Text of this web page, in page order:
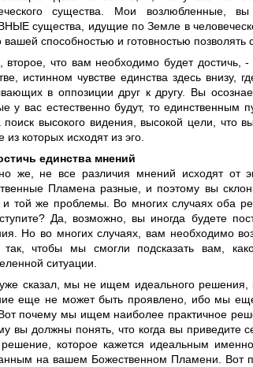
существа. Мои возлюбленные,
существа, идущие по Земле в
вашей способностью и готовностью позволять
второе, что вам необходимо будет достичь,
истинном чувстве единства здесь внизу,
в оппозиции друг к другу. Вы
у вас естественно будут, то
поиск высокого видения, высокой цели, что
из которых исходят из эго.
единства мнений
же, не все различия мнений исходят от
Пламена разные, и поэтому вы
и той же проблемы. Во многих случаях оба
Да, возможно, вы иногда будете
Но во многих случаях, вам необходимо
так, чтобы мы смогли подсказать вам,
ситуации.
сказал, мы не ищем идеального решения,
еще не может быть проявлено, ибо мы еще
почему мы ищем наиболее практичное
вы должны понять, что когда вы приведите
решение, которое кажется идеальным
на вашем Божественном Пламени. Вот